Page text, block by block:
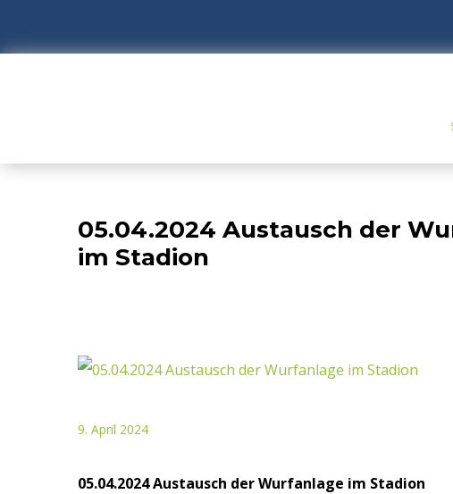
05.04.2024 Austausch der
im Stadion
9. April 2024
05.04.2024 Austausch der Wurfanlage im Stadion